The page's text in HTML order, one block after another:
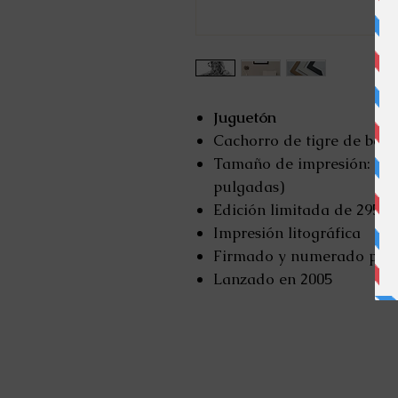
Juguetón
Cachorro de tigre de
Tamaño de impresión:
pulgadas)
Edición limitada de 295
Impresión litográfica
Firmado y numerado por
Lanzado en 2005